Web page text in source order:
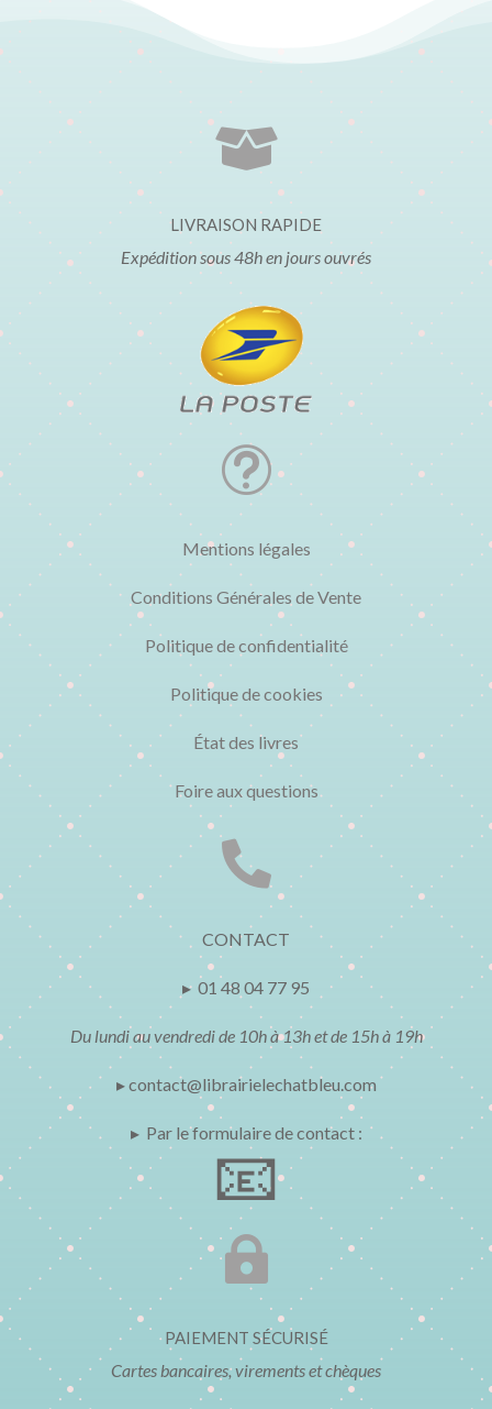

LIVRAISON RAPIDE
Expédition sous 48h en jours ouvrés
t
Mentions légales
Conditions Générales de Vente
Politique de confidentialité
Politique de cookies
État des livres
Foire aux questions

CONTACT
▸ 01 48 04 77 95
Du lundi au vendredi de 10h à 13h et de 15h à 19h
▸ contact@librairielechatbleu.com
▸ Par le formulaire de contact :
📧

PAIEMENT SÉCURISÉ
Cartes bancaires, virements et chèques